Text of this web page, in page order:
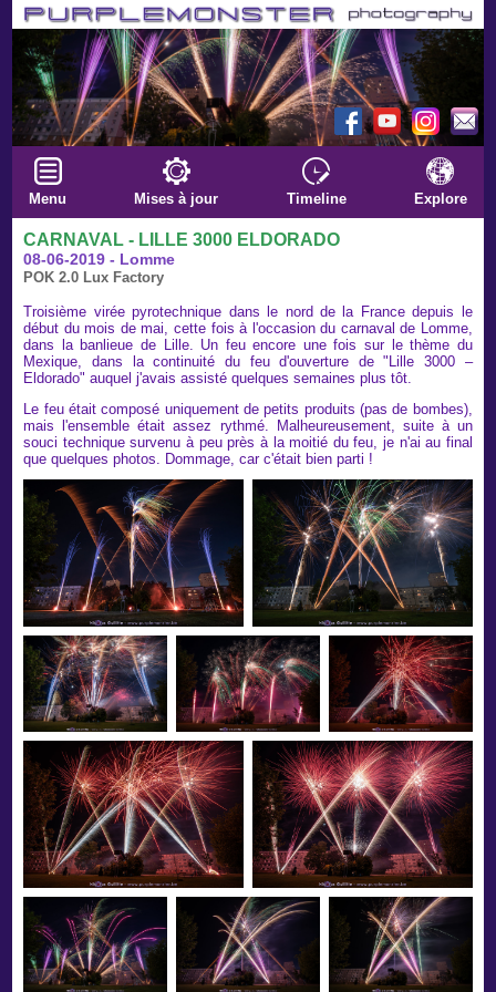
Menu Mises à jour Timeline Explore
CARNAVAL - LILLE 3000 ELDORADO
08-06-2019 - Lomme
POK 2.0 Lux Factory
Troisième virée pyrotechnique dans le nord de la France depuis le
début du mois de mai, cette fois à l'occasion du carnaval de Lomme,
dans la banlieue de Lille. Un feu encore une fois sur le thème du
Mexique, dans la continuité du feu d'ouverture de "Lille 3000 –
Eldorado" auquel j'avais assisté quelques semaines plus tôt.
Le feu était composé uniquement de petits produits (pas de bombes),
mais l'ensemble était assez rythmé. Malheureusement, suite à un
souci technique survenu à peu près à la moitié du feu, je n'ai au final
que quelques photos. Dommage, car c'était bien parti !